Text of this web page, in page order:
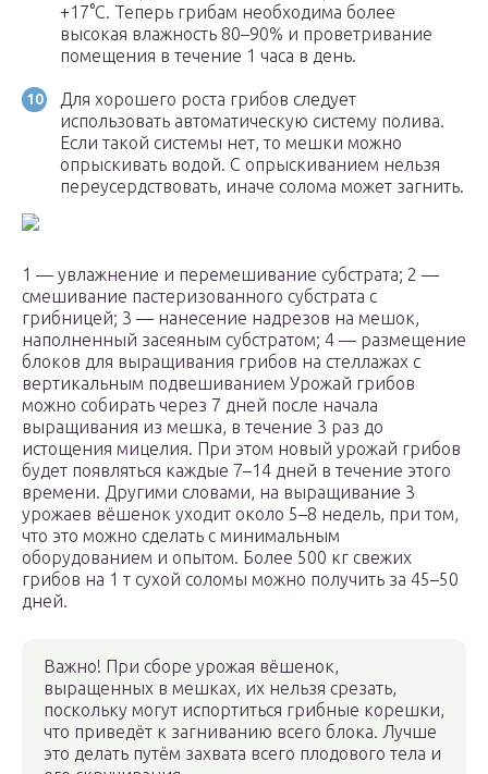
+17°С. Теперь грибам необходима более
высокая влажность 80–90% и проветривание
помещения в течение 1 часа в день.
Для хорошего роста грибов следует
использовать автоматическую систему полива.
Если такой системы нет, то мешки можно
опрыскивать водой. С опрыскиванием нельзя
переусердствовать, иначе солома может загнить.
1 — увлажнение и перемешивание субстрата; 2 —
смешивание пастеризованного субстрата с
грибницей; 3 — нанесение надрезов на мешок,
наполненный засеяным субстратом; 4 — размещение
блоков для выращивания грибов на стеллажах с
вертикальным подвешиванием Урожай грибов
можно собирать через 7 дней после начала
выращивания из мешка, в течение 3 раз до
истощения мицелия. При этом новый урожай грибов
будет появляться каждые 7–14 дней в течение этого
времени. Другими словами, на выращивание 3
урожаев вёшенок уходит около 5–8 недель, при том,
что это можно сделать с минимальным
оборудованием и опытом. Более 500 кг свежих
грибов на 1 т сухой соломы можно получить за 45–50
дней.
Важно! При сборе урожая вёшенок,
выращенных в мешках, их нельзя срезать,
поскольку могут испортиться грибные корешки,
что приведёт к загниванию всего блока. Лучше
это делать путём захвата всего плодового тела и